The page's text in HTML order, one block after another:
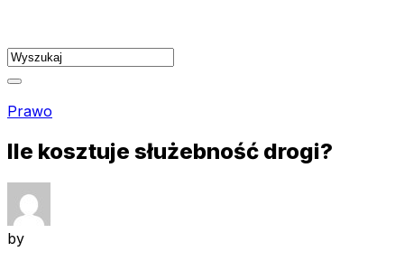
content
Prawo
Ile kosztuje służebność drogi?
by